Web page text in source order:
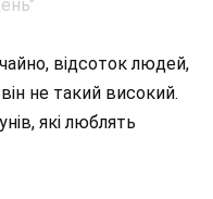
відсоток людей,
не такий високий.
які люблять